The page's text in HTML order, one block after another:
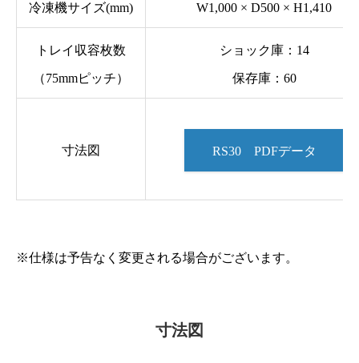
冷凍機サイズ(mm) W1,000 × D500 × H1,410
トレイ収容枚数
（75mmピッチ）
ショック庫：14
保存庫：60
寸法図 RS30 PDFデータ
※仕様は予告なく変更される場合がございます。
寸法図